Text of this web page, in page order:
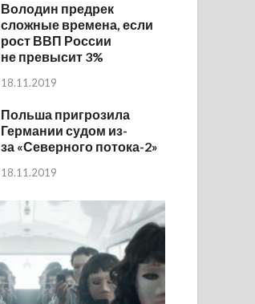
Володин предрек
сложные времена, если
рост ВВП России
не превысит 3%
18.11.2019
Польша пригрозила
Германии судом из-
за «Северного потока-2»
18.11.2019